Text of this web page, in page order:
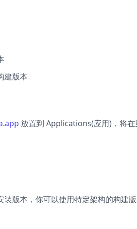
建版本
放置到 Applications(应用)，将
版本，你可以使用特定架构的构建版